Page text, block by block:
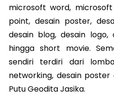
microsoft word,
point, desain poster,
desain blog, desain
hingga short movie.
sendiri terdiri dari
networking, desain
Putu Geodita Jasika.